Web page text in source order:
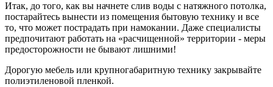
Итак, до того, как вы начнете слив воды с натяжного потолка,
постарайтесь вынести из помещения бытовую технику и все
то, что может пострадать при намокании. Даже специалисты
предпочитают работать на «расчищенной» территории - меры
предосторожности не бывают лишними!
Дорогую мебель или крупногабаритную технику закрывайте
полиэтиленовой пленкой.